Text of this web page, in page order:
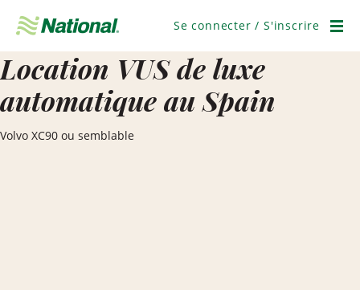
navigation
Se connecter / S'inscrire
Location VUS de luxe
automatique au Spain
Volvo XC90 ou semblable